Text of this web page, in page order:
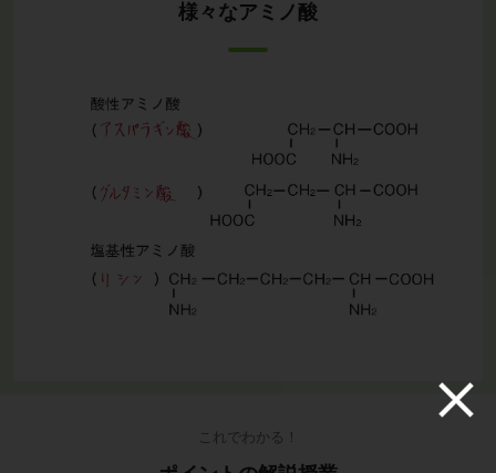
様々なアミノ酸
これでわかる！